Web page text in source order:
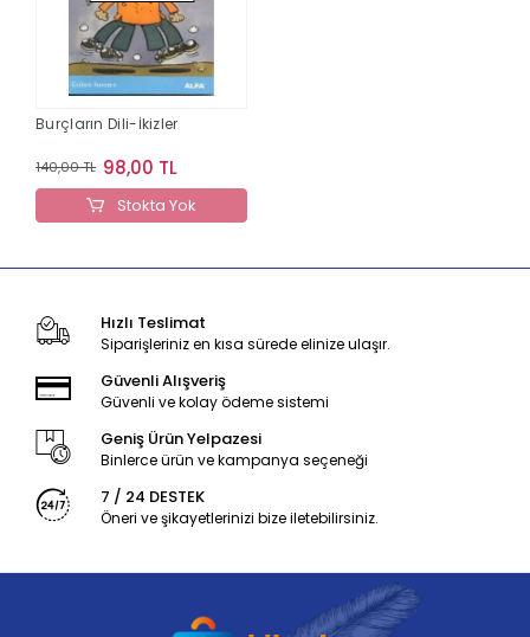
Burçların Dili-İkizler
140,00 TL 98,00 TL
Stokta Yok
Hızlı Teslimat
Siparişleriniz en kısa sürede elinize ulaşır.
Güvenli Alışveriş
Güvenli ve kolay ödeme sistemi
Geniş Ürün Yelpazesi
Binlerce ürün ve kampanya seçeneği
7 / 24 DESTEK
Öneri ve şikayetlerinizi bize iletebilirsiniz.